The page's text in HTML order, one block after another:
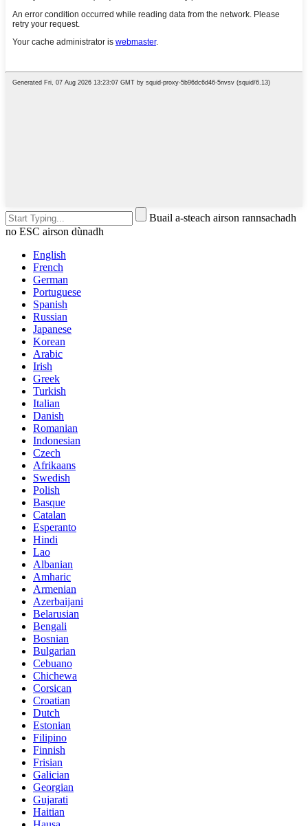
Buail a-steach airson rannsachadh
no ESC airson dùnadh
English
French
German
Portuguese
Spanish
Russian
Japanese
Korean
Arabic
Irish
Greek
Turkish
Italian
Danish
Romanian
Indonesian
Czech
Afrikaans
Swedish
Polish
Basque
Catalan
Esperanto
Hindi
Lao
Albanian
Amharic
Armenian
Azerbaijani
Belarusian
Bengali
Bosnian
Bulgarian
Cebuano
Chichewa
Corsican
Croatian
Dutch
Estonian
Filipino
Finnish
Frisian
Galician
Georgian
Gujarati
Haitian